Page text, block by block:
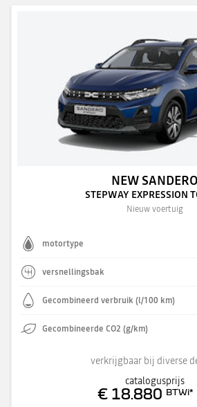
NEW SANDERO
STEPWAY EXPRESSION
Nieuw voertuig
motortype
versnellingsbak
Gecombineerd verbruik (l/100 km)
Gecombineerde CO2 (g/km)
verkrijgbaar bij diverse
catalogusprijs
€ 18.880 BTWi*